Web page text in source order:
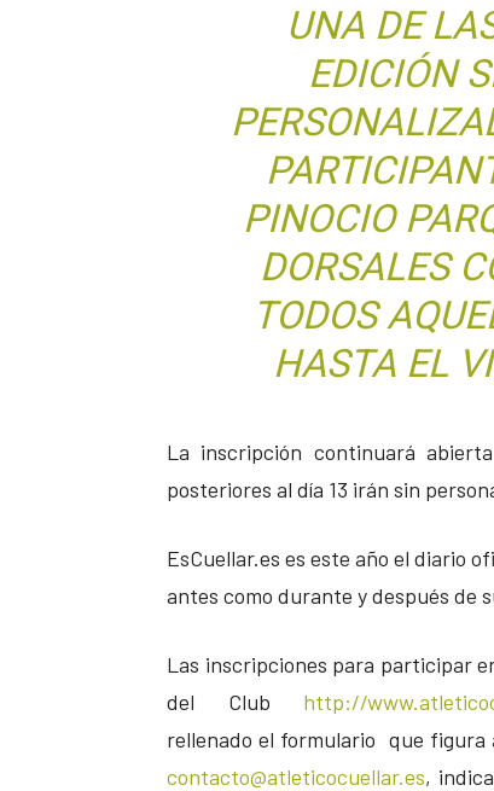
UNA DE
EDICIÓN
PINOCIO
DORSALES
TODOS
HASTA EL
La inscripción continuará
posteriores al día 13 irán sin
EsCuellar.es es este año el diario
antes como durante y después de
Las inscripciones para participar
del Club http://
rellenado el formulario que
contacto@atleticocuellar.es,